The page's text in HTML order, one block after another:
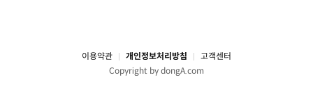
이용약관 개인정보처리방침
고객센터
Copyright by dongA.com